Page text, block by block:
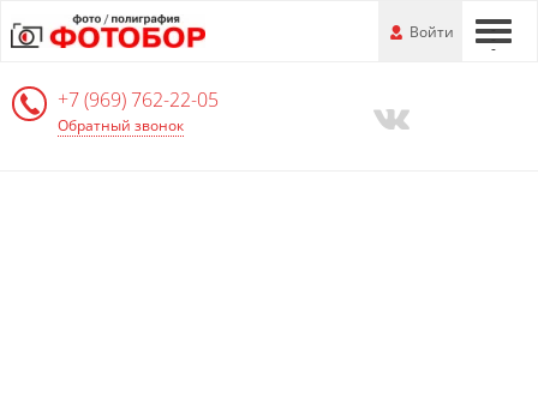
Перейти
к
информации
---
Войти
+7 (969) 762-22-05
Обратный звонок